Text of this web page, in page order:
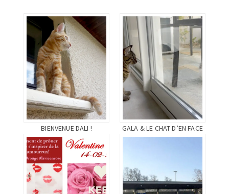
fenêtre)fenêtre)nouvelle
BIENVENUE DALI ! GALA & LE CHAT D’EN FACE